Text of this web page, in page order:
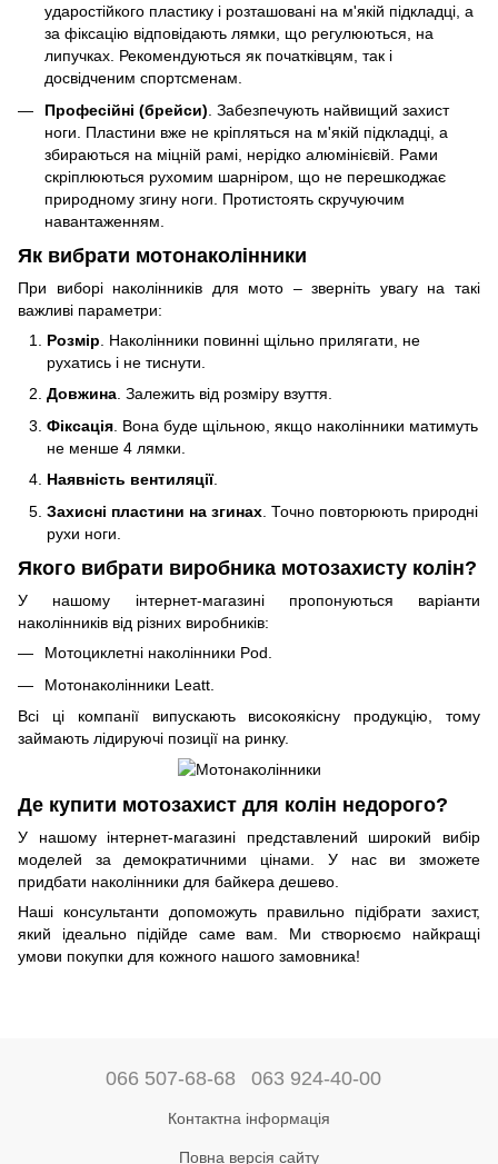
ударостійкого пластику і розташовані на м'якій підкладці, а
за фіксацію відповідають лямки, що регулюються, на
липучках. Рекомендуються як початківцям, так і
досвідченим спортсменам.
Професійні (брейси) . Забезпечують найвищий захист
ноги. Пластини вже не кріпляться на м'якій підкладці, а
збираються на міцній рамі, нерідко алюмінієвій. Рами
скріплюються рухомим шарніром, що не перешкоджає
природному згину ноги. Протистоять скручуючим
навантаженням.
Як вибрати мотонаколінники
При виборі наколінників для мото – зверніть увагу на такі
важливі параметри:
Розмір . Наколінники повинні щільно прилягати, не
рухатись і не тиснути.
Довжина. Залежить від розміру взуття.
Фіксація . Вона буде щільною, якщо наколінники матимуть
не менше 4 лямки.
Наявність вентиляції.
Захисні пластини на згинах . Точно повторюють природні
рухи ноги.
Якого вибрати виробника мотозахисту колін?
У нашому інтернет-магазині пропонуються варіанти
наколінників від різних виробників:
Мотоциклетні наколінники Pod.
Мотонаколінники Leatt.
Всі ці компанії випускають високоякісну продукцію, тому
займають лідируючі позиції на ринку.
Де купити мотозахист для колін недорого?
У нашому інтернет-магазині представлений широкий вибір
моделей за демократичними цінами. У нас ви зможете
придбати наколінники для байкера дешево.
Наші консультанти допоможуть правильно підібрати захист,
який ідеально підійде саме вам. Ми створюємо найкращі
умови покупки для кожного нашого замовника!
066 507-68-68 063 924-40-00
Контактна інформація
Повна версія сайту